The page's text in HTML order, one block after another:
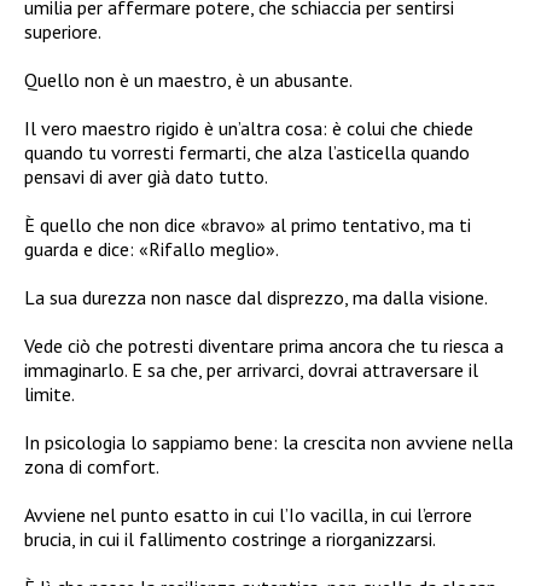
umilia per affermare potere, che schiaccia per sentirsi
superiore.
Quello non è un maestro, è un abusante.
Il vero maestro rigido è un’altra cosa: è colui che chiede
quando tu vorresti fermarti, che alza l’asticella quando
pensavi di aver già dato tutto.
È quello che non dice «bravo» al primo tentativo, ma ti
guarda e dice: «Rifallo meglio».
La sua durezza non nasce dal disprezzo, ma dalla visione.
Vede ciò che potresti diventare prima ancora che tu riesca a
immaginarlo. E sa che, per arrivarci, dovrai attraversare il
limite.
In psicologia lo sappiamo bene: la crescita non avviene nella
zona di comfort.
Avviene nel punto esatto in cui l’Io vacilla, in cui l’errore
brucia, in cui il fallimento costringe a riorganizzarsi.